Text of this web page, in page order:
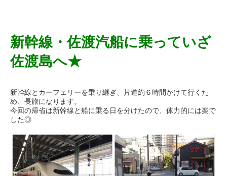
新幹線・佐渡汽船に乗っていざ
佐渡島へ★
新幹線とカーフェリーを乗り継ぎ、片道約６時間かけて行くた
め、 長旅になります。
今回の帰省は新幹線と船に乗る日を分けたので、体力的には楽で
した◎